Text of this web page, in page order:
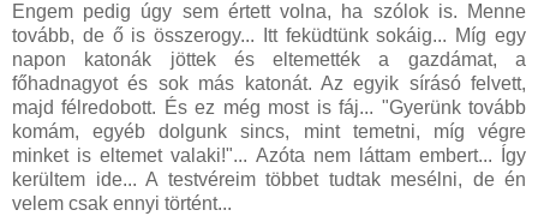
Engem pedig úgy sem értett volna, ha szólok is. Menne
tovább, de ő is összerogy... Itt feküdtünk sokáig... Míg egy
napon katonák jöttek és eltemették a gazdámat, a
főhadnagyot és sok más katonát. Az egyik sírásó felvett,
majd félredobott. És ez még most is fáj... "Gyerünk tovább
komám, egyéb dolgunk sincs, mint temetni, míg végre
minket is eltemet valaki!"... Azóta nem láttam embert... Így
kerültem ide... A testvéreim többet tudtak mesélni, de én
velem csak ennyi történt...